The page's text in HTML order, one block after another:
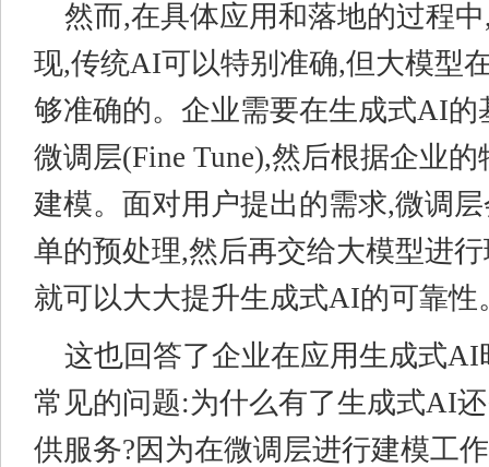
然而,在具体应用和落地的过程
现,传统AI可以特别准确,但大模型
够准确的。企业需要在生成式AI的
微调层(Fine Tune),然后根据企业
建模。面对用户提出的需求,微调
单的预处理,然后再交给大模型进
就可以大大提升生成式AI的可靠性
这也回答了企业在应用生成式AI
常见的问题:为什么有了生成式AI
供服务?因为在微调层进行建模工